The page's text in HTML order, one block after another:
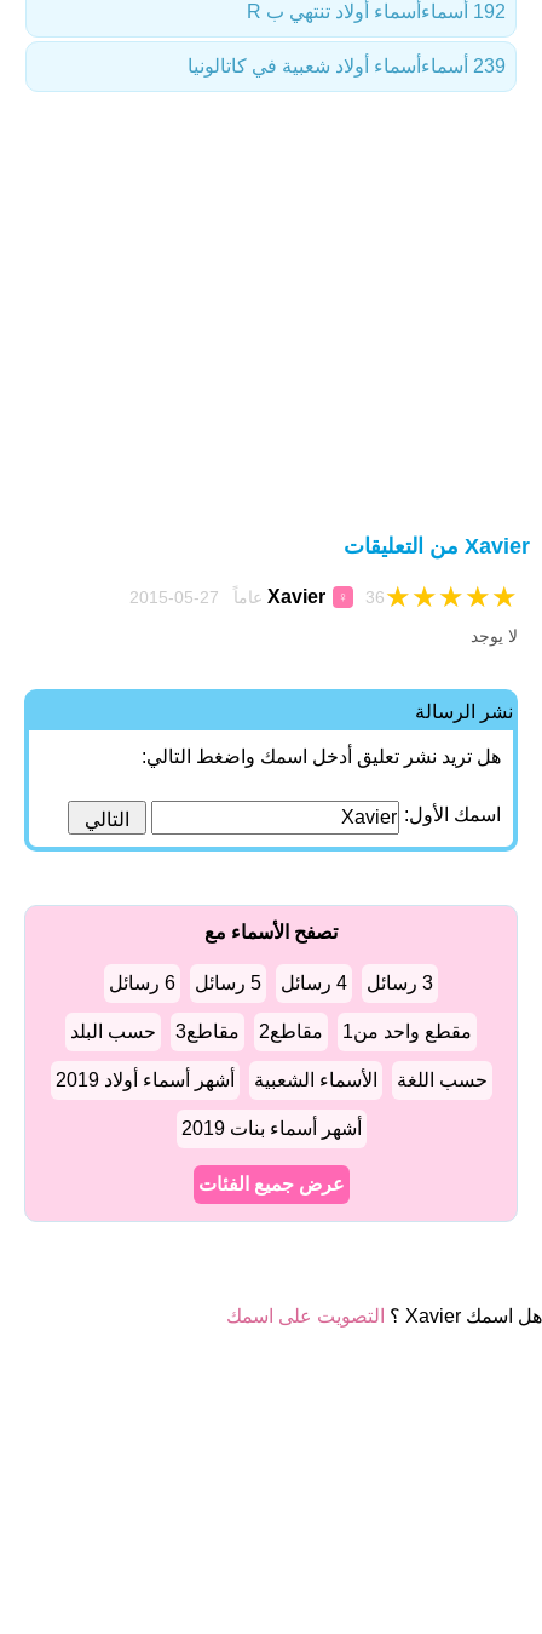
أسماء أولاد تنتهي ب R 192 أسماء
أسماء أولاد شعبية في كاتالونيا 239 أسماء
Xavier من التعليقات
Xavier ♀ 36 عاماً 27-05-2015 ★
★
★
★
★
لا يوجد
نشر الرسالة
هل تريد نشر تعليق أدخل اسمك واضغط التالي:
اسمك الأول:
تصفح الأسماء مع
3 رسائل 4 رسائل 5 رسائل 6 رسائل
مقطع واحد من1 مقاطع2 مقاطع3 حسب البلد
حسب اللغة الأسماء الشعبية أشهر أسماء أولاد 2019
أشهر أسماء بنات 2019
عرض جميع الفئات
هل اسمك Xavier ؟ التصويت على اسمك